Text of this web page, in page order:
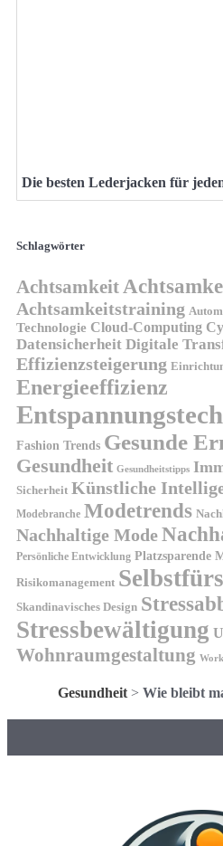
Die besten Lederjacken für
Schlagwörter
Achtsamkeit
Achtsamkeitstraining
Technologie Cloud-Computing
Datensicherheit Digitale
Effizienzsteigerung
Energieeffizienz
Fashion Trends Gesunde
Gesundheit Gesundheitstipps
Sicherheit Künstliche
Modebranche Modetrends
Nachhaltige Mode
Persönliche Entwicklung Platzsparende
Risikomanagement
Skandinavisches Design
Stressbewältigung
Wohnraumgestaltung
Gesundheit > Wie bleibt